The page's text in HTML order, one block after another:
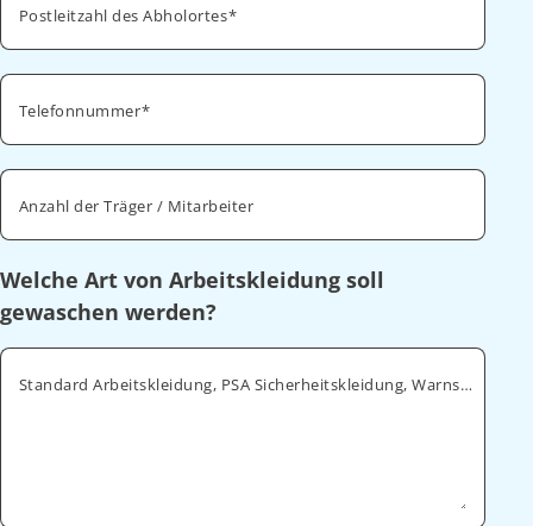
Postleitzahl des Abholortes
Telefonnummer
Anzahl der Träger / Mitarbeiter
Welche Art von Arbeitskleidung soll
gewaschen werden?
Standard Arbeitskleidung, PSA Sicherheitskleidung, Warnschutz, ESD